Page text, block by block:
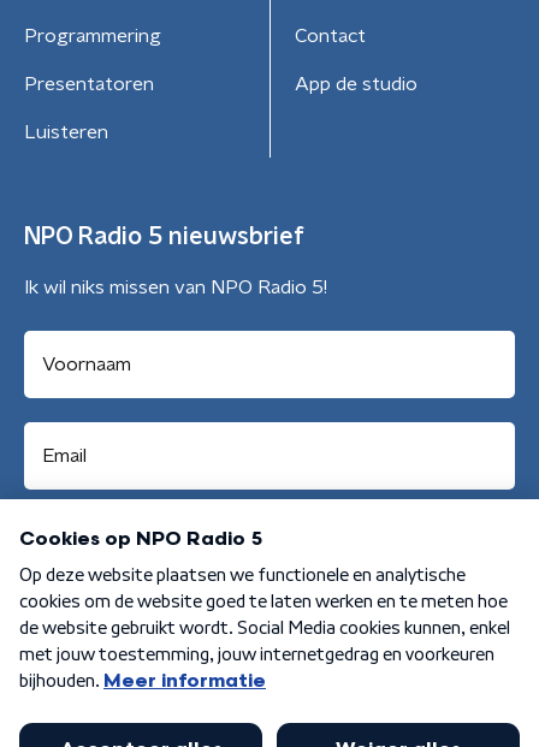
Programmering
Presentatoren
Luisteren
Contact
App de studio
NPO Radio 5 nieuwsbrief
Ik wil niks missen van NPO Radio 5!
Aanmelden
Algemene voorwaarden Privacybeleid